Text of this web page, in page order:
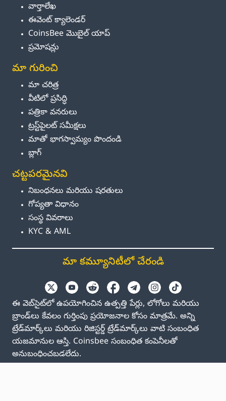
వార్తాలేఖ
ఈవెంట్ క్యాలెండర్
CoinsBee మొబైల్ యాప్
ప్రమోషన్లు
మా గురించి
మా చరిత్ర
వీటిలో ప్రసిద్ధి
పత్రికా వనరులు
ట్రస్ట్‌పైలట్ సమీక్షలు
మాతో భాగస్వామ్యం పొందండి
బ్లాగ్
చట్టపరమైనవి
నిబంధనలు మరియు షరతులు
గోప్యతా విధానం
సంస్థ వివరాలు
KYC & AML
మా కమ్యూనిటీలో చేరండి
ఈ వెబ్‌సైట్‌లో ఉపయోగించిన ఉత్పత్తి పేర్లు, లోగోలు మరియు
బ్రాండ్‌లు కేవలం గుర్తింపు ప్రయోజనాల కోసం మాత్రమే. అన్ని
ట్రేడ్‌మార్క్‌లు మరియు రిజిస్టర్డ్ ట్రేడ్‌మార్క్‌లు వాటి సంబంధిత
యజమానుల ఆస్తి. Coinsbee సంబంధిత కంపెనీలతో
అనుబంధించబడలేదు.